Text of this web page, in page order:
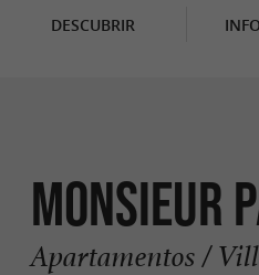
DESCUBRIR
Monsieur
Apartamentos /